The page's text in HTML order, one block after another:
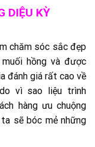
DIỆU KỲ
chăm sóc sắc đẹp
hồng và được
đánh giá rất cao về
vì sao liệu trình
hàng ưu chuộng
sẽ bóc mẻ những